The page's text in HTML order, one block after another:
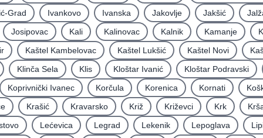
Grad Ivankovo Ivanska Jakovlje Jakšić
Josipovac Kali Kalinovac Kalnik Kamanje
Kaštel Kambelovac Kaštel Lukšić Kaštel Novi
Klinča Sela Klis Kloštar Ivanić Kloštar Podravski
Koprivnički Ivanec Korčula Korenica Kornati
Krašić Kravarsko Križ Križevci Krk
Lećevica Legrad Lekenik Lepoglava